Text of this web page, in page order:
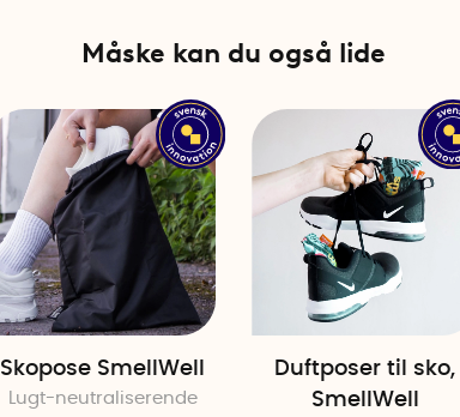
Måske kan du også lide
Skopose SmellWell
Lugt-neutraliserende
Duftposer til sko,
SmellWell